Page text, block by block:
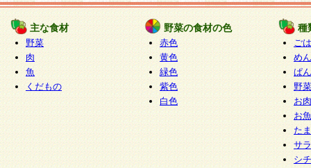
主な食材
野菜
肉
魚
くだもの
野菜の食材の色
赤色
黄色
緑色
紫色
白色
種
ご
めん
ぱん
野
お
お
た
サ
シ